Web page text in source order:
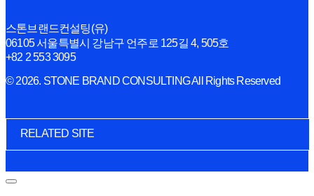
스톤브랜드컨설팅(유)
06105 서울특별시 강남구 언주로 125길 4, 505호
+82 2 553 3095
© 2026. STONE BRAND CONSULTING All Rights Reserved
RELATED SITE